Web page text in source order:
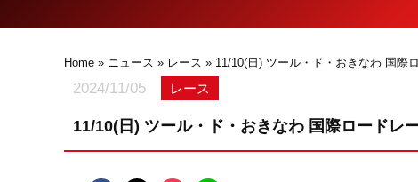
Home » ニュース » レース » 11/10(日) ツール・ド・おきなわ 国際
2024/11/05 レース
11/10(日) ツール・ド・おきなわ 国際ロードレ